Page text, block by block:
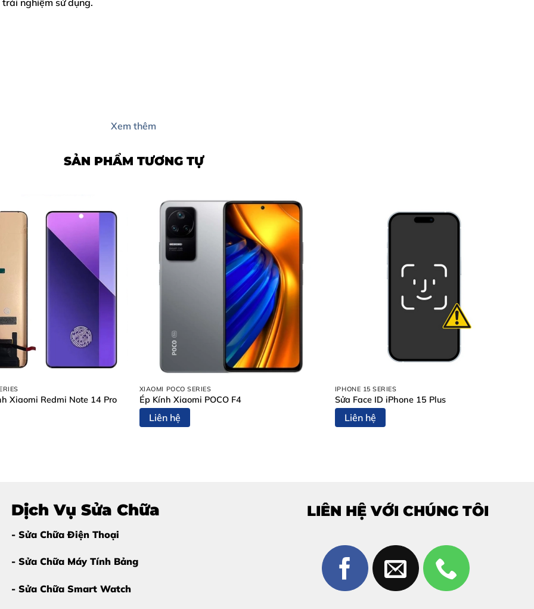
nghiệm sử dụng.
A54
lúcthay màn hình Oppo A54 :
Xem thêm
SẢN PHẨM TƯƠNG TỰ
Xiaomi Redmi Note 14 Pro
XIAOMI POCO SERIES
Ép Kính Xiaomi POCO F4
Liên hệ
IPHONE 15 SERIES
Sửa Face ID iPhone 15 Plus
Liên hệ
Dịch Vụ Sửa Chữa
- Sửa Chữa Điện Thoại
- Sửa Chữa Máy Tính Bảng
- Sửa Chữa Smart Watch
LIÊN HỆ VỚI CHÚNG TÔI